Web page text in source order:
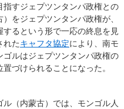
すジェプツンタンパ政権との
をジェプツンタンパ政権が、
るという形で一応の終息を見
れたキャフタ協定により、南モ
ルはジェプツンタンパ政権の
づけられることになった。
（内蒙古）では、モンゴル人